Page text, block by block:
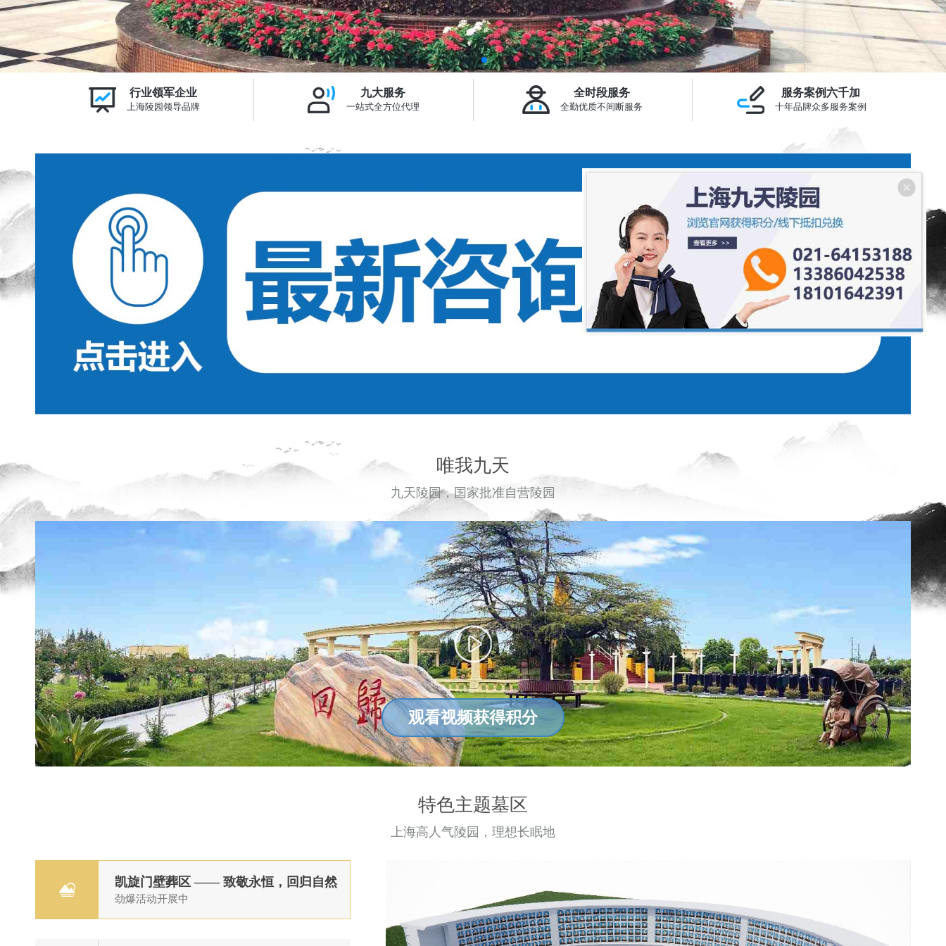
行业领军企业
上海陵园领导品牌
九大服务
一站式全方位代理
全时段服务
全勤优质不间断服务
服务案例六千加
十年品牌众多服务案例
唯我九天
九天陵园，国家批准自营陵园
观看视频获得积分
特色主题墓区
上海高人气陵园，理想长眠地
凯旋门壁葬区 —— 致敬永恒，回归自然
劲爆活动开展中